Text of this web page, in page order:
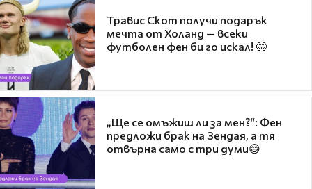
Травис Скот получи подарък
мечта от Холанд — всеки
футболен фен би го искал! 🤩
„Ще се омъжиш ли за мен?“: Фен
предложи брак на Зендая, а тя
отвърна само с три думи😅